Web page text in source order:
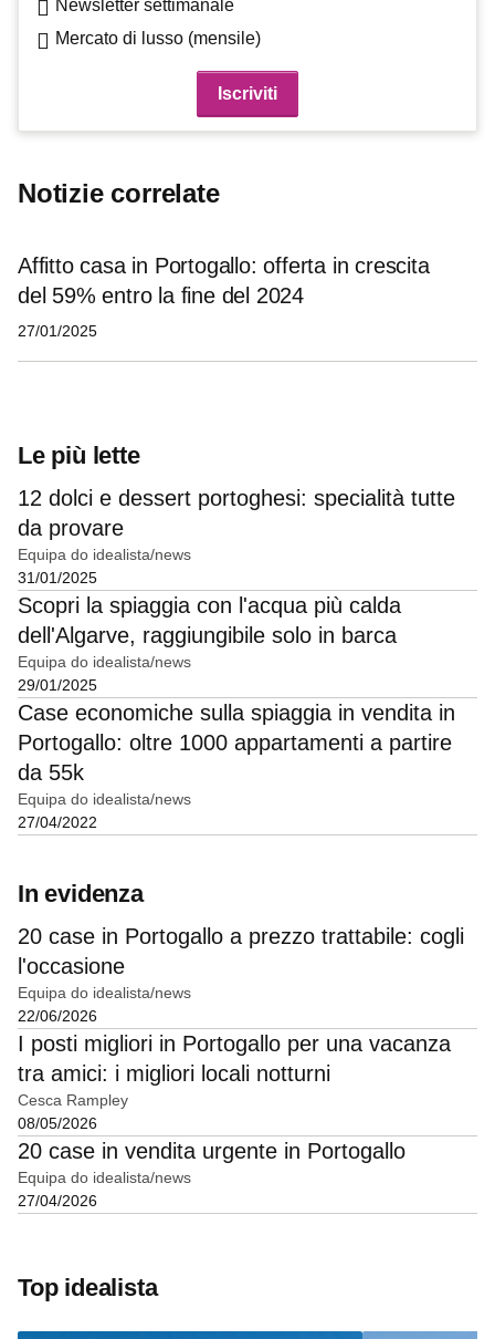
Newsletter settimanale
Mercato di lusso (mensile)
Notizie correlate
Affitto casa in Portogallo: offerta in crescita
del 59% entro la fine del 2024
27/01/2025
Le più lette
12 dolci e dessert portoghesi: specialità tutte
da provare
Equipa do idealista/news
31/01/2025
Scopri la spiaggia con l'acqua più calda
dell'Algarve, raggiungibile solo in barca
Equipa do idealista/news
29/01/2025
Case economiche sulla spiaggia in vendita in
Portogallo: oltre 1000 appartamenti a partire
da 55k
Equipa do idealista/news
27/04/2022
In evidenza
20 case in Portogallo a prezzo trattabile: cogli
l'occasione
Equipa do idealista/news
22/06/2026
I posti migliori in Portogallo per una vacanza
tra amici: i migliori locali notturni
Cesca Rampley
08/05/2026
20 case in vendita urgente in Portogallo
Equipa do idealista/news
27/04/2026
Top idealista